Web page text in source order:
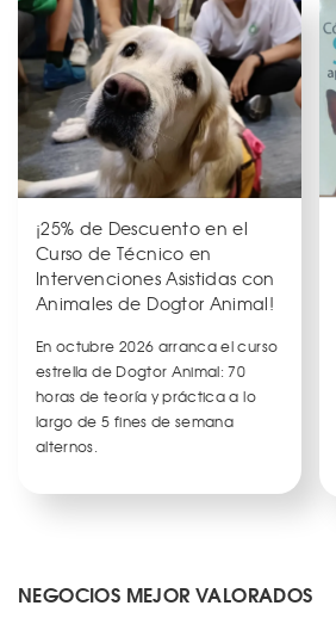
¡25% de Descuento en el
Curso de Técnico en
Intervenciones Asistidas con
Animales de Dogtor Animal!
En octubre 2026 arranca el curso
estrella de Dogtor Animal: 70
horas de teoría y práctica a lo
largo de 5 fines de semana
alternos.
NEGOCIOS MEJOR VALORADOS